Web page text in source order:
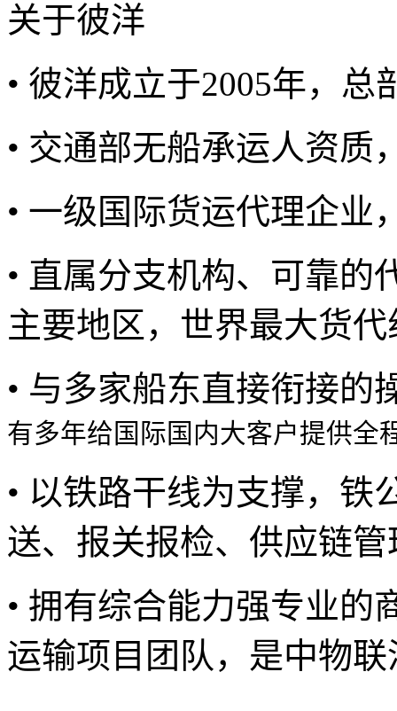
关于彼洋
• 彼洋成立于2005年，总
• 交通部无船承运人资质
• 一级国际货运代理企业
• 直属分支机构、可靠的
主要地区，世界最大货
• 与多家船东直接衔接的
有多年给国际国内大客户提供全
• 以铁路干线为支撑，铁
送、报关报检、供应链
• 拥有综合能力强专业的
运输项目团队，是中物